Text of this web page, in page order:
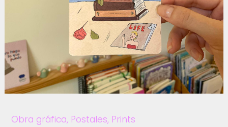
Obra gráfica, Postales, Prints